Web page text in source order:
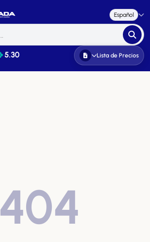
Español
5.30 Lista de Precios
404